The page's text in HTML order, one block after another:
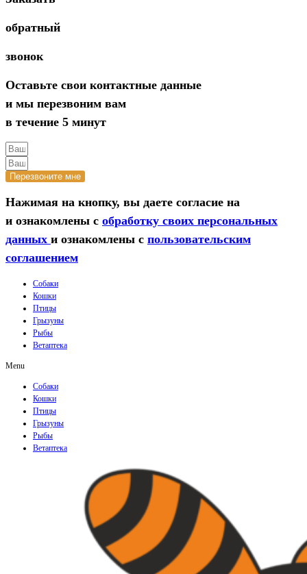
обратный
звонок
Оставьте свои контактные данные
и мы перезвоним вам
в течение 5 минут
Перезвоните мне
Нажимая на кнопку, вы даете согласие на
и ознакомлены с обработку своих персональных
данных и ознакомлены с пользовательским
соглашением
Собаки
Кошки
Птицы
Грызуны
Рыбы
Ветаптека
Menu
Собаки
Кошки
Птицы
Грызуны
Рыбы
Ветаптека